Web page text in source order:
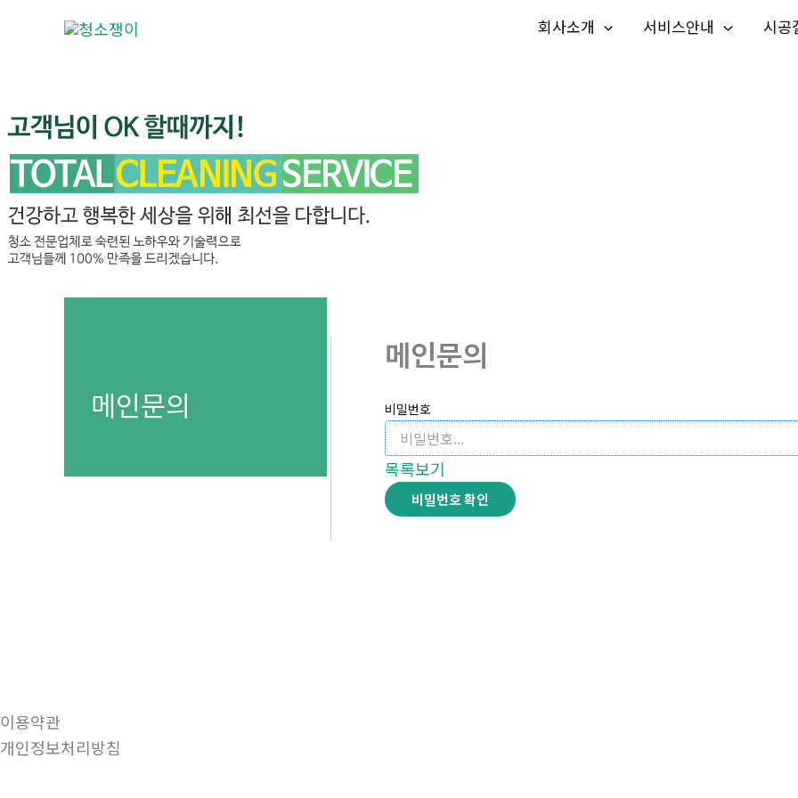
건
너
뛰
기
회사소개 서비스안내 시공
메인문의
메인문의
비밀번호
목록보기
비밀번호 확인
이용약관
개인정보처리방침